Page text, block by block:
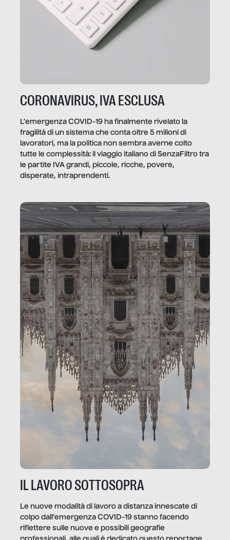
CORONAVIRUS, IVA ESCLUSA
L’emergenza COVID-19 ha finalmente rivelato la
fragilità di un sistema che conta oltre 5 milioni di
lavoratori, ma la politica non sembra averne colto
tutte le complessità: il viaggio italiano di SenzaFiltro tra
le partite IVA grandi, piccole, ricche, povere,
disperate, intraprendenti.
IL LAVORO SOTTOSOPRA
Le nuove modalità di lavoro a distanza innescate di
colpo dall’emergenza COVID-19 stanno facendo
riflettere sulle nuove e possibili geografie